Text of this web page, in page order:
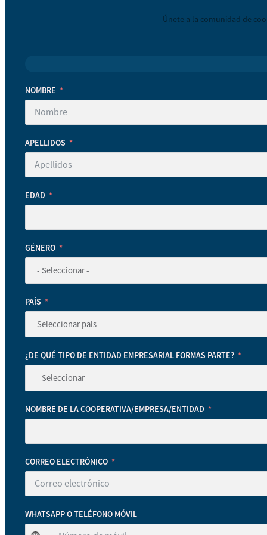
Únete a la comunidad de
NOMBRE
APELLIDOS
EDAD
GÉNERO
PAÍS
¿DE QUÉ TIPO DE ENTIDAD EMPRESARIAL FORMAS PARTE?
NOMBRE DE LA COOPERATIVA/EMPRESA/ENTIDAD
CORREO ELECTRÓNICO
WHATSAPP O TELÉFONO MÓVIL